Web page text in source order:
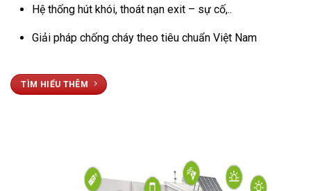
Hệ thống hút khói, thoát nạn exit – sự cố,..
Giải pháp chống cháy theo tiêu chuẩn Việt Nam
TÌM HIỂU THÊM